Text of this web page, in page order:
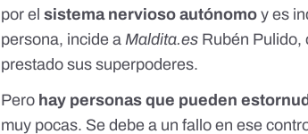
por el sistema nervioso autónomo y es
persona, incide aMaldita.es Rubén Pulido,
prestado sus superpoderes.
Pero hay personas que pueden
muy pocas. Se debe a un fallo en ese